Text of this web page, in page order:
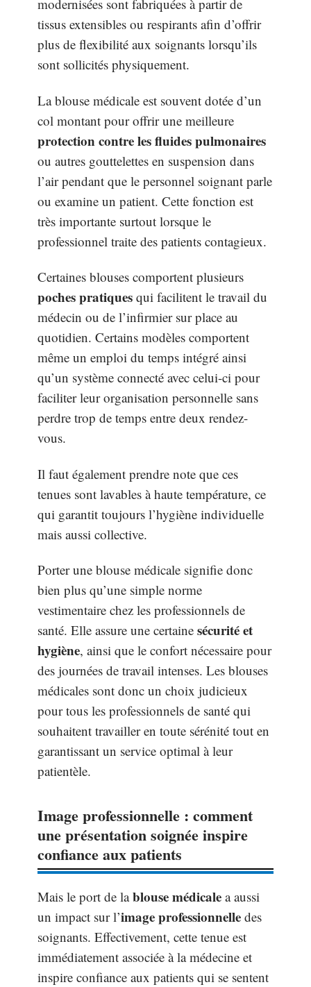
modernisées sont fabriquées à partir de
tissus extensibles ou respirants afin d’offrir
plus de flexibilité aux soignants lorsqu’ils
sont sollicités physiquement.
La blouse médicale est souvent dotée d’un
col montant pour offrir une meilleure
protection contre les fluides pulmonaires
ou autres gouttelettes en suspension dans
l’air pendant que le personnel soignant parle
ou examine un patient. Cette fonction est
très importante surtout lorsque le
professionnel traite des patients contagieux.
Certaines blouses comportent plusieurs
poches pratiques qui facilitent le travail du
médecin ou de l’infirmier sur place au
quotidien. Certains modèles comportent
même un emploi du temps intégré ainsi
qu’un système connecté avec celui-ci pour
faciliter leur organisation personnelle sans
perdre trop de temps entre deux rendez-
vous.
Il faut également prendre note que ces
tenues sont lavables à haute température, ce
qui garantit toujours l’hygiène individuelle
mais aussi collective.
Porter une blouse médicale signifie donc
bien plus qu’une simple norme
vestimentaire chez les professionnels de
santé. Elle assure une certaine sécurité et
hygiène, ainsi que le confort nécessaire pour
des journées de travail intenses. Les blouses
médicales sont donc un choix judicieux
pour tous les professionnels de santé qui
souhaitent travailler en toute sérénité tout en
garantissant un service optimal à leur
patientèle.
Image professionnelle : comment
une présentation soignée inspire
confiance aux patients
Mais le port de lablouse médicale a aussi
un impact sur l’image professionnelle des
soignants. Effectivement, cette tenue est
immédiatement associée à la médecine et
inspire confiance aux patients qui se sentent